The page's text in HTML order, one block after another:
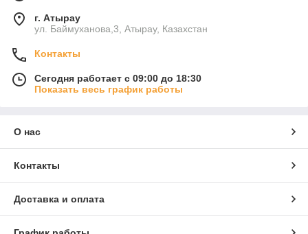
г. Атырау
ул. Баймуханова,3, Атырау, Казахстан
Контакты
Сегодня работает с 09:00 до 18:30
Показать весь график работы
О нас
Контакты
Доставка и оплата